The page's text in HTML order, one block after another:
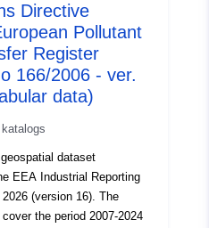
(EC) No
Decision
together data formerly
Regulation Art.7 and
requirements
Directive
Pollutant
Register
166/2006 - ver.
data)
dataset
EEA Industrial Reporting
(version 16). The
the period 2007-2024